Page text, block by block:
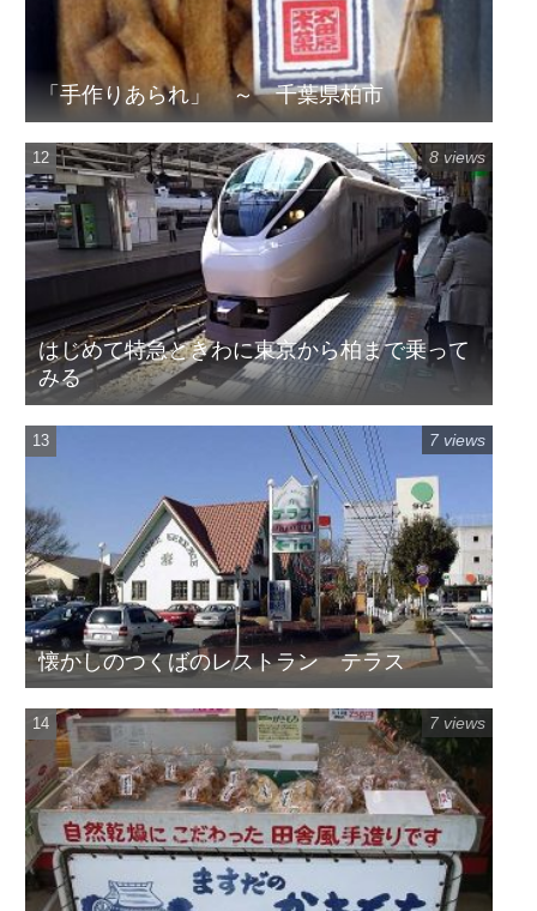
「手作りあられ」 ～ 千葉県柏市
はじめて特急ときわに東京から柏まで乗って
みる
8 views
懐かしのつくばのレストラン テラス
7 views
7 views